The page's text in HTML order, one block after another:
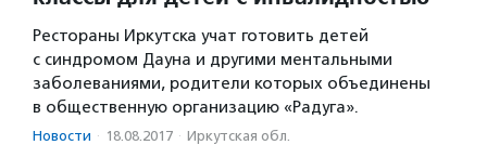
Рестораны Иркутска учат готовить детей
с синдромом Дауна и другими ментальными
заболеваниями, родители которых объединены
в общественную организацию «Радуга».
Новости · 18.08.2017 · Иркутская обл.